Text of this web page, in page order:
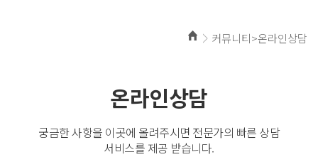
커뮤니티>온라인상담
온라인상담
궁금한 사항을 이곳에 올려주시면 전문가의 빠른 상담
서비스를 제공 받습니다.